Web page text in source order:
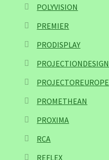
POLYVISION
PREMIER
PRODISPLAY
PROJECTIONDESIGN
PROJECTOREUROPE
PROMETHEAN
PROXIMA
RCA
REFLEX